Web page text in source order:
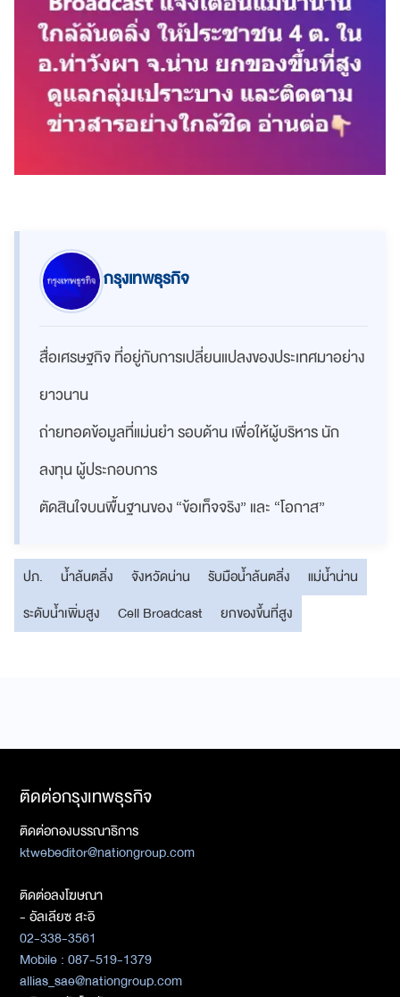
กรุงเทพธุรกิจ
สื่อเศรษฐกิจ ที่อยู่กับการเปลี่ยนแปลงของประเทศมาอย่าง
ยาวนาน
ถ่ายทอดข้อมูลที่แม่นยำ รอบด้าน เพื่อให้ผู้บริหาร นัก
ลงทุน ผู้ประกอบการ
ตัดสินใจบนพื้นฐานของ “ข้อเท็จจริง” และ “โอกาส”
ปภ. น้ำล้นตลิ่ง จังหวัดน่าน รับมือน้ำล้นตลิ่ง
แม่น้ำน่าน
ระดับน้ำเพิ่มสูง
Cell Broadcast ยกของขึ้นที่สูง
ติดต่อกรุงเทพธุรกิจ
ติดต่อกองบรรณาธิการ
ktwebeditor@nationgroup.com
ติดต่อลงโฆษณา
- อัลเลียซ สะอิ
02-338-3561
Mobile : 087-519-1379
allias_sae@nationgroup.com